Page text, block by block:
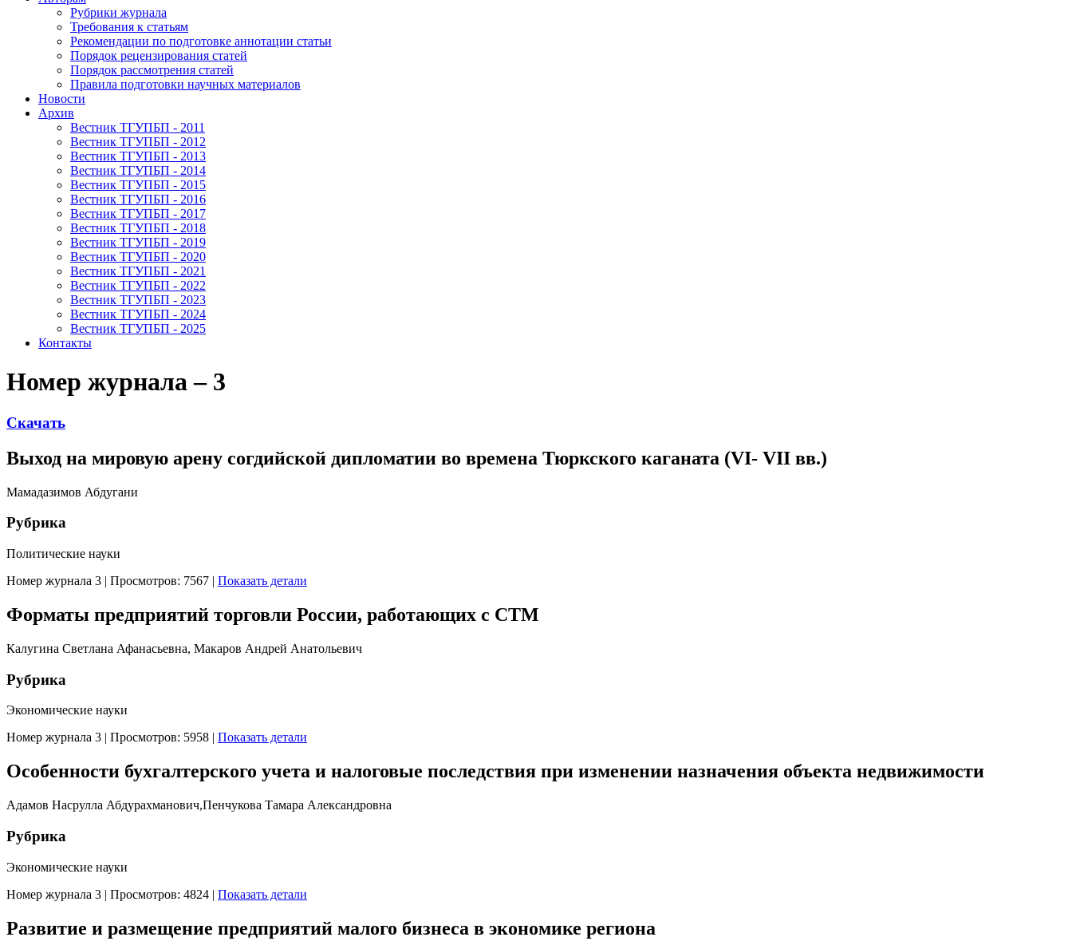
Рубрики журнала
Требования к статьям
Рекомендации по подготовке аннотации статьи
Порядок рецензирования статей
Порядок рассмотрения статей
Правила подготовки научных материалов
Новости
Архив
Вестник ТГУПБП - 2011
Вестник ТГУПБП - 2012
Вестник ТГУПБП - 2013
Вестник ТГУПБП - 2014
Вестник ТГУПБП - 2015
Вестник ТГУПБП - 2016
Вестник ТГУПБП - 2017
Вестник ТГУПБП - 2018
Вестник ТГУПБП - 2019
Вестник ТГУПБП - 2020
Вестник ТГУПБП - 2021
Вестник ТГУПБП - 2022
Вестник ТГУПБП - 2023
Вестник ТГУПБП - 2024
Вестник ТГУПБП - 2025
Контакты
Номер журнала – 3
Скачать
Выход на мировую арену согдийской дипломатии во времена Тюркского каганата (VI- VII вв.)
Мамадазимов Абдугани
Рубрика
Политические науки
Номер журнала 3 | Просмотров: 7567 | Показать детали
Форматы предприятий торговли России, работающих с СТМ
Калугина Светлана Афанасьевна, Макаров Андрей Анатольевич
Рубрика
Экономические науки
Номер журнала 3 | Просмотров: 5958 | Показать детали
Особенности бухгалтерского учета и налоговые последствия при изменении назначения объекта недвижимости
Адамов Насрулла Абдурахманович,Пенчукова Тамара Александровна
Рубрика
Экономические науки
Номер журнала 3 | Просмотров: 4824 | Показать детали
Развитие и размещение предприятий малого бизнеса в экономике региона